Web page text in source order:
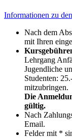
Informationen zu
Nach dem
mit Ihren
Lehrgang
Jugendliche
Studenten:
mitzubringen.
Die
gültig.
Nach
Email.
Felder mit *